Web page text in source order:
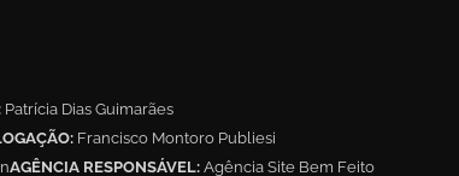
Patrícia Dias Guimarães
Francisco Montoro Publiesi
AGÊNCIA RESPONSÁVEL: Agência Site Bem Feito